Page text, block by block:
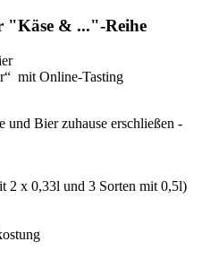
"Käse & ..."-Reihe
mit Online-Tasting
und Bier zuhause erschließen -
2 x 0,33l und 3 Sorten mit 0,5l)